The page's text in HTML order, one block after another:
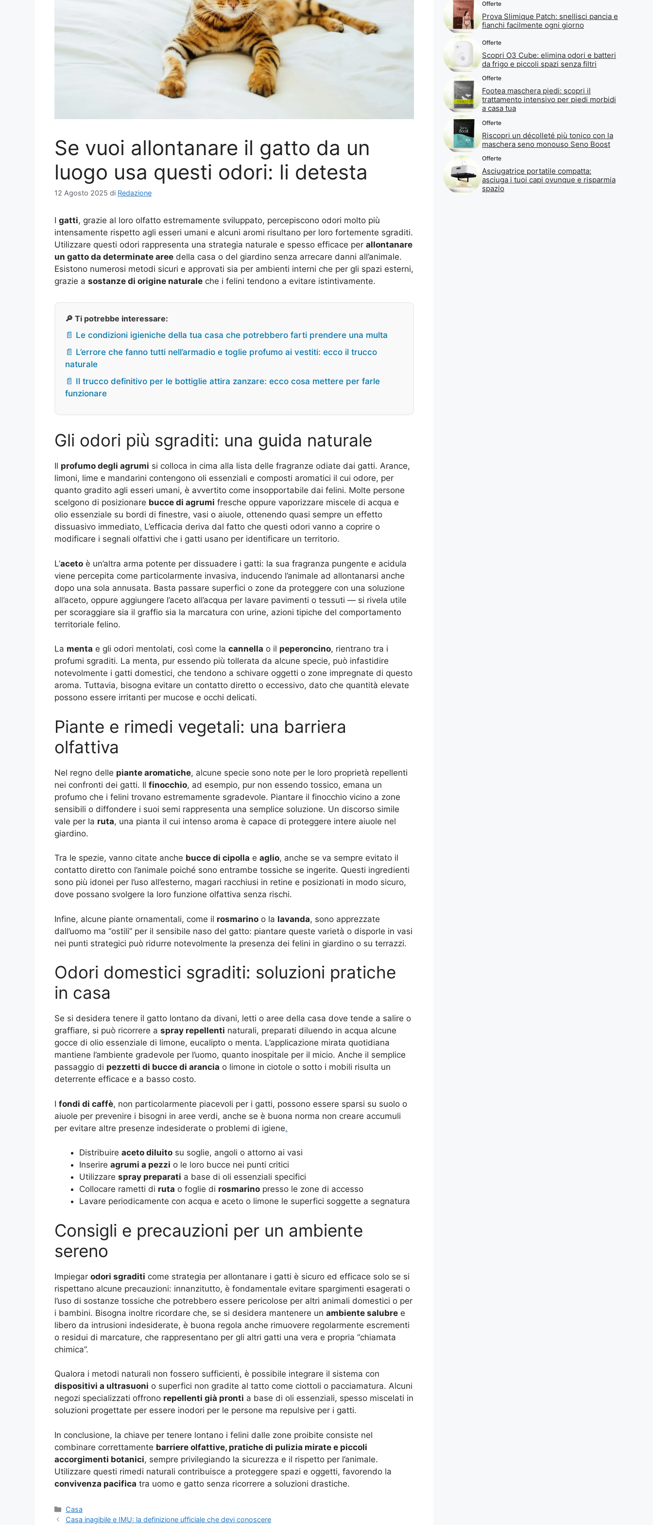
Se vuoi allontanare il gatto da un
luogo usa questi odori: li detesta
12 Agosto 2025 di Redazione
I gatti, grazie al loro olfatto estremamente sviluppato, percepiscono odori molto più
intensamente rispetto agli esseri umani e alcuni aromi risultano per loro fortemente sgraditi.
Utilizzare questi odori rappresenta una strategia naturale e spesso efficace per allontanare
un gatto da determinate aree della casa o del giardino senza arrecare danni all’animale.
Esistono numerosi metodi sicuri e approvati sia per ambienti interni che per gli spazi esterni,
grazie a sostanze di origine naturale che i felini tendono a evitare istintivamente.
🔎 Ti potrebbe interessare:
📄 Le condizioni igieniche della tua casa che potrebbero farti prendere una multa
📄 L’errore che fanno tutti nell’armadio e toglie profumo ai vestiti: ecco il trucco
naturale
📄 Il trucco definitivo per le bottiglie attira zanzare: ecco cosa mettere per farle
funzionare
Gli odori più sgraditi: una guida naturale
Il profumo degli agrumi si colloca in cima alla lista delle fragranze odiate dai gatti. Arance,
limoni, lime e mandarini contengono oli essenziali e composti aromatici il cui odore, per
quanto gradito agli esseri umani, è avvertito come insopportabile dai felini. Molte persone
scelgono di posizionare bucce di agrumi fresche oppure vaporizzare miscele di acqua e
olio essenziale su bordi di finestre, vasi o aiuole, ottenendo quasi sempre un effetto
dissuasivo immediato. L’efficacia deriva dal fatto che questi odori vanno a coprire o
modificare i segnali olfattivi che i gatti usano per identificare un territorio.
L’aceto è un’altra arma potente per dissuadere i gatti: la sua fragranza pungente e acidula
viene percepita come particolarmente invasiva, inducendo l’animale ad allontanarsi anche
dopo una sola annusata. Basta passare superfici o zone da proteggere con una soluzione
all’aceto, oppure aggiungere l’aceto all’acqua per lavare pavimenti o tessuti — si rivela utile
per scoraggiare sia il graffio sia la marcatura con urine, azioni tipiche del comportamento
territoriale felino.
La menta e gli odori mentolati, così come la cannella o il peperoncino, rientrano tra i
profumi sgraditi. La menta, pur essendo più tollerata da alcune specie, può infastidire
notevolmente i gatti domestici, che tendono a schivare oggetti o zone impregnate di questo
aroma. Tuttavia, bisogna evitare un contatto diretto o eccessivo, dato che quantità elevate
possono essere irritanti per mucose e occhi delicati.
Piante e rimedi vegetali: una barriera
olfattiva
Nel regno delle piante aromatiche, alcune specie sono note per le loro proprietà repellenti
nei confronti dei gatti. Il finocchio, ad esempio, pur non essendo tossico, emana un
profumo che i felini trovano estremamente sgradevole. Piantare il finocchio vicino a zone
sensibili o diffondere i suoi semi rappresenta una semplice soluzione. Un discorso simile
vale per la ruta, una pianta il cui intenso aroma è capace di proteggere intere aiuole nel
giardino.
Tra le spezie, vanno citate anche bucce di cipolla e aglio, anche se va sempre evitato il
contatto diretto con l’animale poiché sono entrambe tossiche se ingerite. Questi ingredienti
sono più idonei per l’uso all’esterno, magari racchiusi in retine e posizionati in modo sicuro,
dove possano svolgere la loro funzione olfattiva senza rischi.
Infine, alcune piante ornamentali, come il rosmarino o la lavanda, sono apprezzate
dall’uomo ma “ostili” per il sensibile naso del gatto: piantare queste varietà o disporle in vasi
nei punti strategici può ridurre notevolmente la presenza dei felini in giardino o su terrazzi.
Odori domestici sgraditi: soluzioni pratiche
in casa
Se si desidera tenere il gatto lontano da divani, letti o aree della casa dove tende a salire o
graffiare, si può ricorrere a spray repellenti naturali, preparati diluendo in acqua alcune
gocce di olio essenziale di limone, eucalipto o menta. L’applicazione mirata quotidiana
mantiene l’ambiente gradevole per l’uomo, quanto inospitale per il micio. Anche il semplice
passaggio di pezzetti di bucce di arancia o limone in ciotole o sotto i mobili risulta un
deterrente efficace e a basso costo.
I fondi di caffè, non particolarmente piacevoli per i gatti, possono essere sparsi su suolo o
aiuole per prevenire i bisogni in aree verdi, anche se è buona norma non creare accumuli
per evitare altre presenze indesiderate o problemi di igiene.
Distribuire aceto diluito su soglie, angoli o attorno ai vasi
Inserire agrumi a pezzi o le loro bucce nei punti critici
Utilizzare spray preparati a base di oli essenziali specifici
Collocare rametti di ruta o foglie di rosmarino presso le zone di accesso
Lavare periodicamente con acqua e aceto o limone le superfici soggette a segnatura
Consigli e precauzioni per un ambiente
sereno
Impiegar odori sgraditi come strategia per allontanare i gatti è sicuro ed efficace solo se si
rispettano alcune precauzioni: innanzitutto, è fondamentale evitare spargimenti esagerati o
l’uso di sostanze tossiche che potrebbero essere pericolose per altri animali domestici o per
i bambini. Bisogna inoltre ricordare che, se si desidera mantenere un ambiente salubre e
libero da intrusioni indesiderate, è buona regola anche rimuovere regolarmente escrementi
o residui di marcature, che rappresentano per gli altri gatti una vera e propria “chiamata
chimica”.
Qualora i metodi naturali non fossero sufficienti, è possibile integrare il sistema con
dispositivi a ultrasuoni o superfici non gradite al tatto come ciottoli o pacciamatura. Alcuni
negozi specializzati offrono repellenti già pronti a base di oli essenziali, spesso miscelati in
soluzioni progettate per essere inodori per le persone ma repulsive per i gatti.
In conclusione, la chiave per tenere lontano i felini dalle zone proibite consiste nel
combinare correttamente barriere olfattive, pratiche di pulizia mirate e piccoli
accorgimenti botanici, sempre privilegiando la sicurezza e il rispetto per l’animale.
Utilizzare questi rimedi naturali contribuisce a proteggere spazi e oggetti, favorendo la
convivenza pacifica tra uomo e gatto senza ricorrere a soluzioni drastiche.
Categorie
Casa
Casa inagibile e IMU: la definizione ufficiale che devi conoscere
Offerte
Prova Slimique Patch: snellisci pancia e
fianchi facilmente ogni giorno
Offerte
Scopri O3 Cube: elimina odori e batteri
da frigo e piccoli spazi senza filtri
Offerte
Footea maschera piedi: scopri il
trattamento intensivo per piedi morbidi
a casa tua
Offerte
Riscopri un décolleté più tonico con la
maschera seno monouso Seno Boost
Offerte
Asciugatrice portatile compatta:
asciuga i tuoi capi ovunque e risparmia
spazio